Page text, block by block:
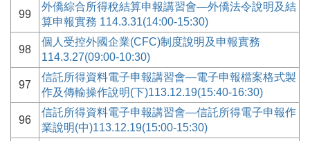
99
外僑綜合所得稅結算申報講習會—外僑法令說明及結
算申報實務 114.3.31(14:00-15:30)
98
個人受控外國企業(CFC)制度說明及申報實務
114.3.27(09:00-10:30)
97
信託所得資料電子申報講習會—電子申報檔案格式製
作及傳輸操作說明(下)113.12.19(15:40-16:30)
96
信託所得資料電子申報講習會—信託所得電子申報作
業說明(中)113.12.19(15:00-15:30)